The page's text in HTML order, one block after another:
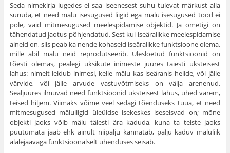
Seda nimekirja lugedes ei saa iseenesest suhu tulevat märkust alla
suruda, et need mälu isesugused liigid ega mälu isesugused tööd ei
pole, vaid mitmesugused meelespidamise objektid. Ja ometigi on
tähendatud jaotus põhjendatud. Sest kui iseäralikke meelespidamise
aineid on, siis peab ka nende kohaseid iseäralikke funktsioone olema,
mille abil mälu neid reprodutseerib. Ülesloetud funktsioonid on
tõesti olemas, pealegi üksikute inimeste juures täiesti üksteisest
lahus: nimelt leidub inimesi, kelle mälu kas ise­äranis helide, või jälle
värvide, või jälle arvude vastuvõtmi­seks on välja arenenud.
Sealjuures ilmuvad need funktsioonid üksteisest lahus, ühed varem,
teised hiljem. Viimaks võime veel sedagi tõenduseks tuua, et need
mitmesugused mäluliigid üleüldse isekeskes iseseisvad on; mõne
objekti jaoks võib mälu täiesti ära kaduda, kuna ta teiste jaoks
puutumata jääb ehk ainult niipalju kannatab, palju kaduv mäluliik
alalejäävaga funktsioonalselt ühenduses seisab.